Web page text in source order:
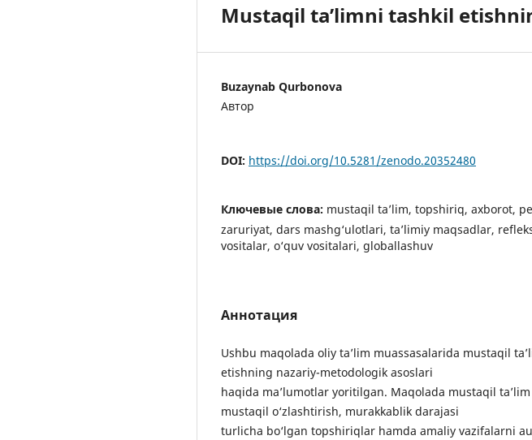
Mustaqil ta’limni tashkil
Buzaynab Qurbonova
Автор
DOI: https://doi.org/10.5281/zenodo.20352480
Ключевые слова: mustaqil ta’lim, topshiriq, axborot,
zaruriyat, dars mashg‘ulotlari, ta’limiy maqsadlar,
vositalar, o‘quv vositalari, globallashuv
Аннотация
Ushbu maqolada oliy ta’lim muassasalarida mustaqil
etishning nazariy-metodologik asoslari
haqida ma’lumotlar yoritilgan. Maqolada mustaqil
mustaqil o‘zlashtirish, murakkablik darajasi
turlicha bo‘lgan topshiriqlar hamda amaliy vazifalarni